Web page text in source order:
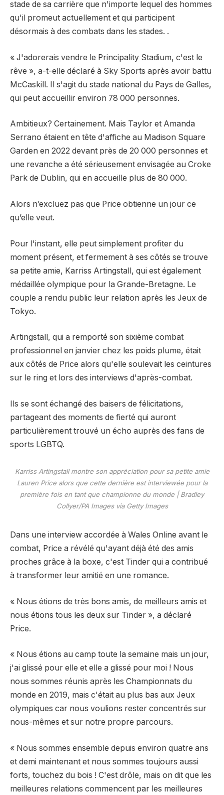
stade de sa carrière que n'importe lequel des hommes
qu'il promeut actuellement et qui participent
désormais à des combats dans les stades. .
« J'adorerais vendre le Principality Stadium, c'est le
rêve », a-t-elle déclaré à Sky Sports après avoir battu
McCaskill. Il s'agit du stade national du Pays de Galles,
qui peut accueillir environ 78 000 personnes.
Ambitieux? Certainement. Mais Taylor et Amanda
Serrano étaient en tête d'affiche au Madison Square
Garden en 2022 devant près de 20 000 personnes et
une revanche a été sérieusement envisagée au Croke
Park de Dublin, qui en accueille plus de 80 000.
Alors n’excluez pas que Price obtienne un jour ce
qu’elle veut.
Pour l'instant, elle peut simplement profiter du
moment présent, et fermement à ses côtés se trouve
sa petite amie, Karriss Artingstall, qui est également
médaillée olympique pour la Grande-Bretagne. Le
couple a rendu public leur relation après les Jeux de
Tokyo.
Artingstall, qui a remporté son sixième combat
professionnel en janvier chez les poids plume, était
aux côtés de Price alors qu'elle soulevait les ceintures
sur le ring et lors des interviews d'après-combat.
Ils se sont échangé des baisers de félicitations,
partageant des moments de fierté qui auront
particulièrement trouvé un écho auprès des fans de
sports LGBTQ.
Karriss Artingstall montre son appréciation pour sa petite amie
Lauren Price alors que cette dernière est interviewée pour la
première fois en tant que championne du monde | Bradley
Collyer/PA Images via Getty Images
Dans une interview accordée à Wales Online avant le
combat, Price a révélé qu'ayant déjà été des amis
proches grâce à la boxe, c'est Tinder qui a contribué
à transformer leur amitié en une romance.
« Nous étions de très bons amis, de meilleurs amis et
nous étions tous les deux sur Tinder », a déclaré
Price.
« Nous étions au camp toute la semaine mais un jour,
j'ai glissé pour elle et elle a glissé pour moi ! Nous
nous sommes réunis après les Championnats du
monde en 2019, mais c'était au plus bas aux Jeux
olympiques car nous voulions rester concentrés sur
nous-mêmes et sur notre propre parcours.
« Nous sommes ensemble depuis environ quatre ans
et demi maintenant et nous sommes toujours aussi
forts, touchez du bois ! C'est drôle, mais on dit que les
meilleures relations commencent par les meilleures